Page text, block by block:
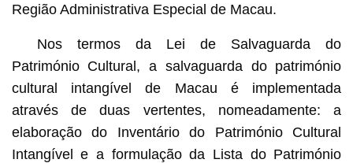
Região Administrativa Especial de Macau.
Nos termos da Lei de Salvaguarda do
Património Cultural, a salvaguarda do património
cultural intangível de Macau é implementada
através de duas vertentes, nomeadamente: a
elaboração do Inventário do Património Cultural
Intangível e a formulação da Lista do Património